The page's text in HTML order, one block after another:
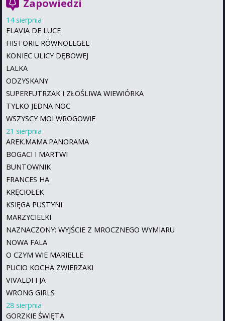
Zapowiedzi
14 sierpnia
FLAVIA DE LUCE
HISTORIE RÓWNOLEGŁE
KONIEC ULICY DĘBOWEJ
LALKA
ODZYSKANY
SUPERFUTRZAK I ZŁOŚLIWA WIEWIÓRKA
TYLKO JEDNA NOC
WSZYSCY MOI WROGOWIE
21 sierpnia
AREK.MAMA.PANORAMA
BOGACI I MARTWI
BUNTOWNIK
FRANCES HA
KRĘCIOŁEK
KSIĘGA PUSTYNI
MARZYCIELKI
NAZNACZONY: WYJŚCIE Z MROCZNEGO WYMIARU
NOWA FALA
O CZYM WIE MARIELLE
PUCIO KOCHA ZWIERZAKI
VIVALDI I JA
WRONG GIRLS
28 sierpnia
GORZKIE ŚWIĘTA